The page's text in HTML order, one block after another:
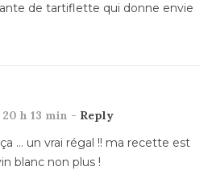
de tartiflette qui donne envie
h 13 min - Reply
… un vrai régal !! ma recette est
blanc non plus !